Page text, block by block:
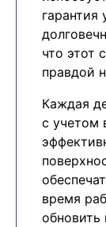
что этот
правдой
Каждая
с учетом
время
обновить